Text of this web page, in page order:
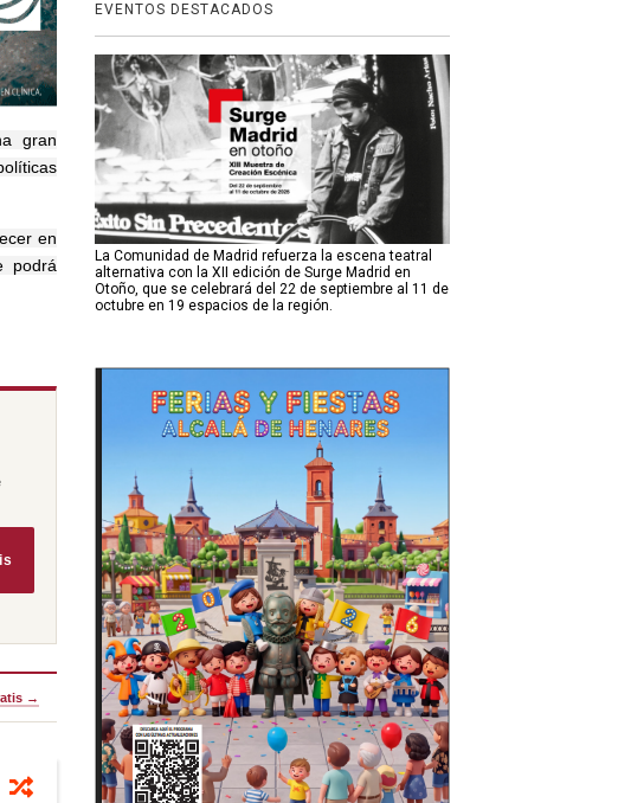
gran
en
podrá
→
EVENTOS DESTACADOS
La Comunidad de Madrid refuerza la escena teatral
alternativa con la XII edición de Surge Madrid en
Otoño, que se celebrará del 22 de septiembre al 11 de
octubre en 19 espacios de la región.